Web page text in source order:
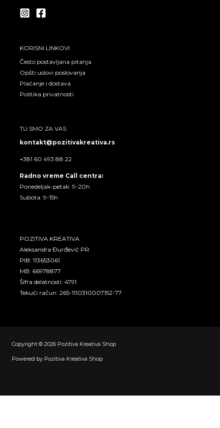
KORISNI LINKOVI
Često postavljana pitanja
Opšti uslovi poslovanja
Plaćanje i dostava
Politika privatnosti
TU SMO ZA VAS
kontakt@pozitivakreativa.rs
+381 60 493 88 22
Radno vreme Call centra:
Ponedeljak-petak: 9-20h
Subota: 9-15h
POZITIVA KREATIVA
Aleksandra Đurđević PR
PIB: 113653061
MB: 66978877
Šifra delatnosti: 4791
Tekući račun: 265-1110310007152-77
Copyright © 2026 Pozitiva Kreativa Shop
Powered by Pozitiva Kreativa Shop